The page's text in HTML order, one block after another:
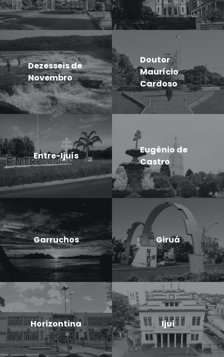
Dezesseis de
Novembro
Doutor
Maurício
Cardoso
Entre-Ijuís
Eugênio de
Castro
Garruchos Giruá
Horizontina Ijui